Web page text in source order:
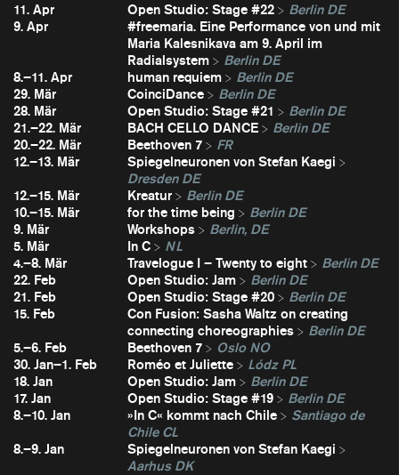
11. Apr
Open Studio: Stage #22
Berlin DE
9. Apr
#freemaria. Eine Performance von und mit
Maria Kalesnikava am 9. April im
Radialsystem
Berlin DE
8.–11. Apr
human requiem
Berlin DE
29. Mär
CoinciDance
Berlin DE
28. Mär
Open Studio: Stage #21
Berlin DE
21.–22. Mär
BACH CELLO DANCE
Berlin DE
20.–22. Mär
Beethoven 7
FR
12.–13. Mär
Spiegelneuronen von Stefan Kaegi
Dresden DE
12.–15. Mär
Kreatur
Berlin DE
10.–15. Mär
for the time being
Berlin DE
9. Mär
Workshops
Berlin, DE
5. Mär
In C
NL
4.–8. Mär
Travelogue I – Twenty to eight
Berlin DE
22. Feb
Open Studio: Jam
Berlin DE
21. Feb
Open Studio: Stage #20
Berlin DE
15. Feb
Con Fusion: Sasha Waltz on creating
connecting choreographies
Berlin DE
5.–6. Feb
Beethoven 7
Oslo NO
30. Jan–1. Feb
Roméo et Juliette
Lódz PL
18. Jan
Open Studio: Jam
Berlin DE
17. Jan
Open Studio: Stage #19
Berlin DE
8.–10. Jan
»In C« kommt nach Chile
Santiago de
Chile CL
8.–9. Jan
Spiegelneuronen von Stefan Kaegi
Aarhus DK